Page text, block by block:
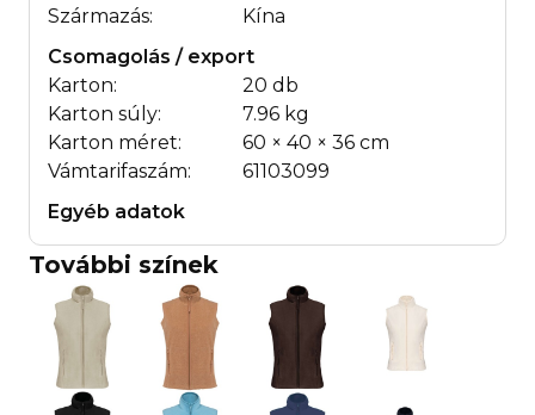
Származás:
Kína
Csomagolás / export
Karton:
20 db
Karton súly:
7.96 kg
Karton méret:
60 × 40 × 36 cm
Vámtarifaszám:
61103099
Egyéb adatok
További színek